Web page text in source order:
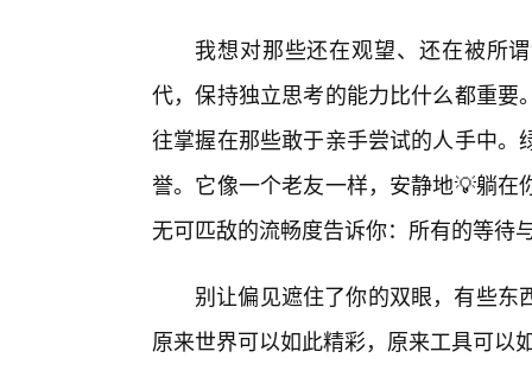
我想对那些还在观望、还在被所
代，保持独立思考的能力比什么都重
往掌握在那些敢于亲手尝试的人手中
誉。它像一个老友一样，安静地💡躺
无可匹敌的流畅度告诉你：所有的等待
别让偏见遮住了你的双眼，有些
原来世界可以如此精彩，原来工具可以